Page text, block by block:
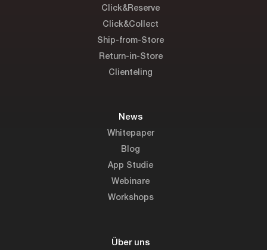
Click&Reserve
Click&Collect
Ship-from-Store
Return-in-Store
Clienteling
News
Whitepaper
Blog
App Studie
Webinare
Workshops
Über uns